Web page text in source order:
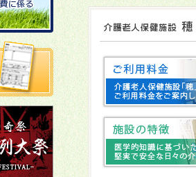
2025年09月01日
2025年08月29日
2025年08月05日
2025年07月30日
2025年07月08日